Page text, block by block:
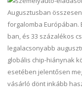
Augusztusban
forgalomba Európában.
ban, és 33 százalékos
legalacsonyabb
globális chip-hiánynak
esetében jelentősen
vásárló dönt inkább